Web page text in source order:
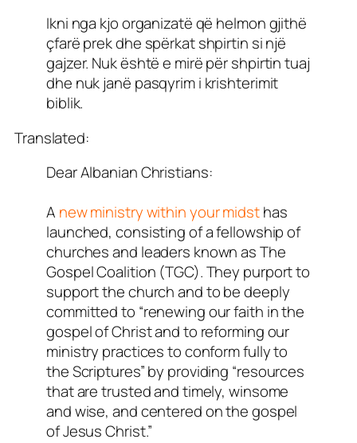
Ikni nga kjo organizatë që helmon gjithë
çfarë prek dhe spërkat shpirtin si një
gajzer. Nuk është e mirë për shpirtin tuaj
dhe nuk janë pasqyrim i krishterimit
biblik.
Translated:
Dear Albanian Christians:
A new ministry within your midsthas
launched, consisting of a fellowship of
churches and leaders known as The
Gospel Coalition (TGC). They purport to
support the church and to be deeply
committed to “renewing our faith in the
gospel of Christ and to reforming our
ministry practices to conform fully to
the Scriptures” by providing “resources
that are trusted and timely, winsome
and wise, and centered on the gospel
of Jesus Christ.”